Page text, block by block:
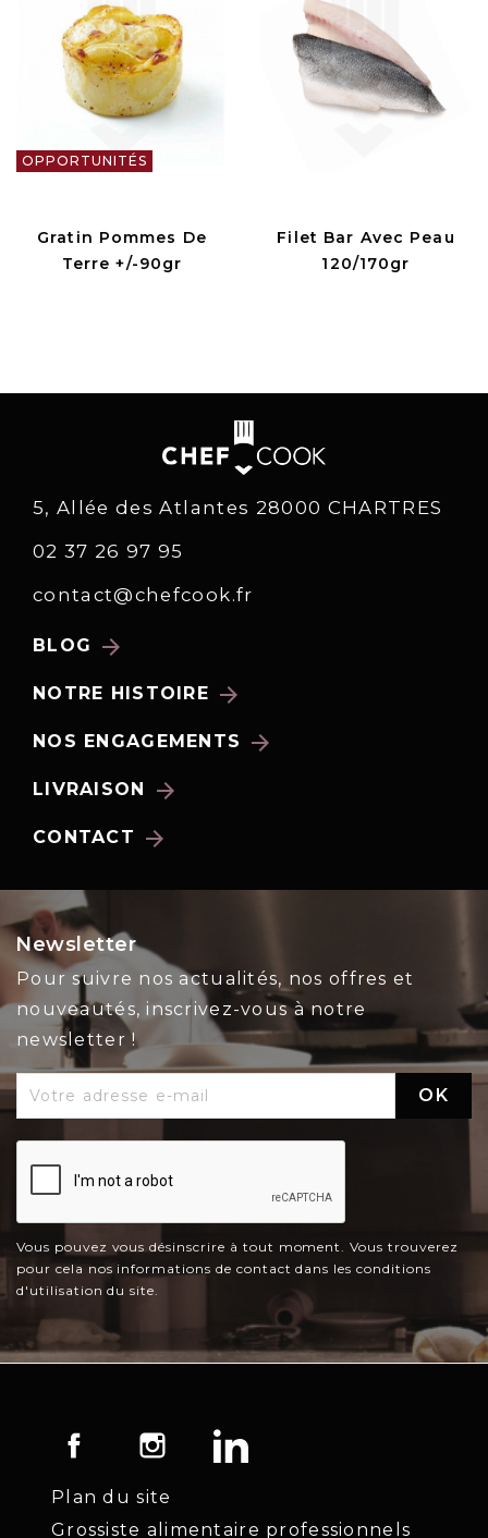
OPPORTUNITÉS
Gratin Pommes De
Terre +/-90gr
Filet Bar Avec Peau
120/170gr
5, Allée des Atlantes 28000 CHARTRES
02 37 26 97 95
contact@chefcook.fr
BLOG arrow_forward
NOTRE HISTOIRE arrow_forward
NOS ENGAGEMENTS arrow_forward
LIVRAISON arrow_forward
CONTACT arrow_forward
Newsletter
Pour suivre nos actualités, nos offres et
nouveautés, inscrivez-vous à notre
newsletter !
Vous pouvez vous désinscrire à tout moment. Vous trouverez
pour cela nos informations de contact dans les conditions
d'utilisation du site.
Facebook Instagram
Plan du site
Grossiste alimentaire professionnels